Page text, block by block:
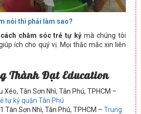
nói thì phải làm sao?
cách chăm sóc trẻ tự kỷ mà chúng tôi
ích cho quý vị. Mọi thắc mắc xin liên
Thành Đạt Education
Xéo, Tân Sơn Nhì, Tân Phú, TPHCM –
tự kỷ quận Tân Phú
Tân Sơn Nhì, Tân Phú, TPHCM – Trung